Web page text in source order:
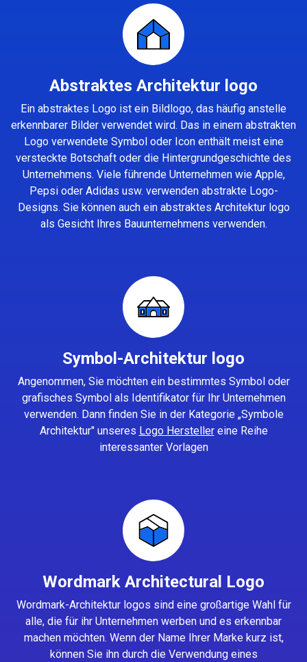
Abstraktes Architektur logo
Ein abstraktes Logo ist ein Bildlogo, das häufig anstelle
erkennbarer Bilder verwendet wird. Das in einem abstrakten
Logo verwendete Symbol oder Icon enthält meist eine
versteckte Botschaft oder die Hintergrundgeschichte des
Unternehmens. Viele führende Unternehmen wie Apple,
Pepsi oder Adidas usw. verwenden abstrakte Logo-
Designs. Sie können auch ein abstraktes Architektur logo
als Gesicht Ihres Bauunternehmens verwenden.
Symbol-Architektur logo
Angenommen, Sie möchten ein bestimmtes Symbol oder
grafisches Symbol als Identifikator für Ihr Unternehmen
verwenden. Dann finden Sie in der Kategorie „Symbole
Architektur" unseres Logo Herstellereine Reihe
interessanter Vorlagen
Wordmark Architectural Logo
Wordmark-Architektur logos sind eine großartige Wahl für
alle, die für ihr Unternehmen werben und es erkennbar
machen möchten. Wenn der Name Ihrer Marke kurz ist,
können Sie ihn durch die Verwendung eines